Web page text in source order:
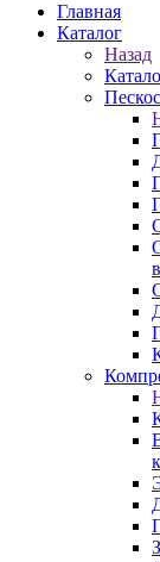
Главная
Каталог
Назад